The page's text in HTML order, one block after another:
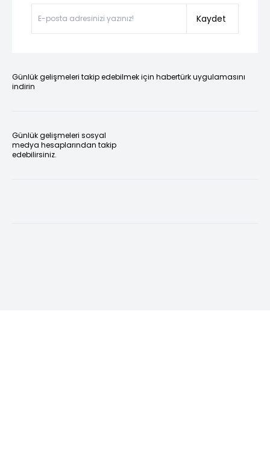
Kaydet
Günlük gelişmeleri takip edebilmek için habertürk uygulamasını
indirin
Günlük gelişmeleri sosyal
medya hesaplarından takip
edebilirsiniz.